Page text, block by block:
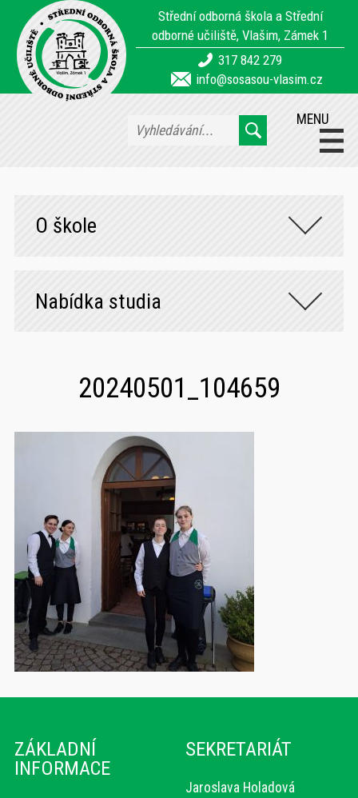
Střední odborná škola a Střední
odborné učiliště, Vlašim, Zámek 1
317 842 279
info@sosasou-vlasim.cz
MENU
O škole
Nabídka studia
20240501_104659
ZÁKLADNÍ
INFORMACE
SEKRETARIÁT
Jaroslava Holadová